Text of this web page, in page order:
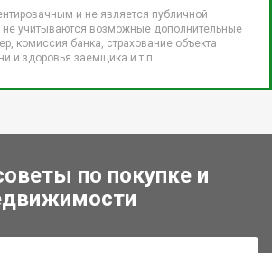
и не является публичной
не учитываются возможные дополнительные
комиссия банка, страхование объекта
и здоровья заемщика и т.п.
по покупке и